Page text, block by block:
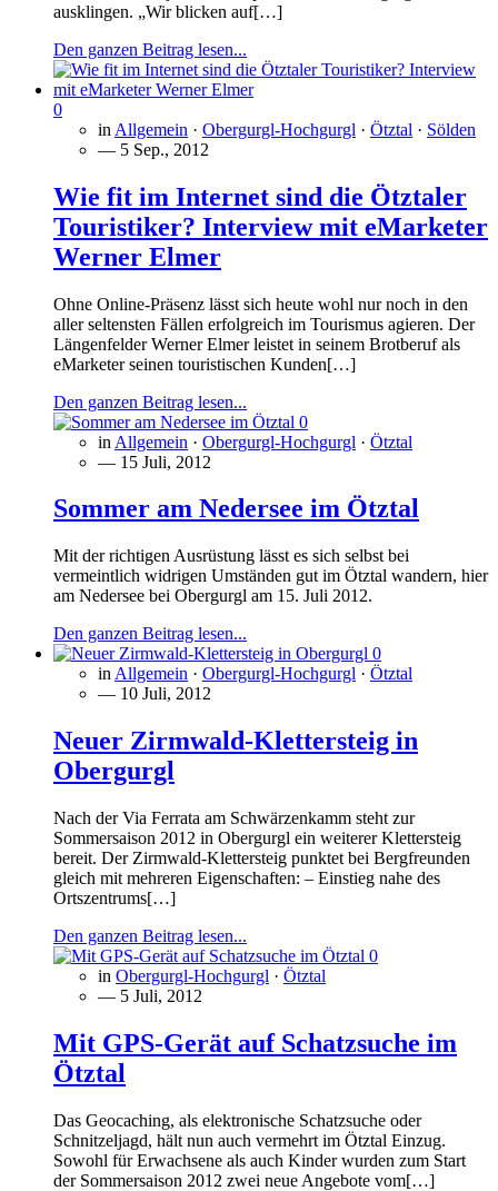
ausklingen. „Wir blicken auf[…]
Den ganzen Beitrag lesen...
0
in Allgemein · Obergurgl-Hochgurgl · Ötztal · Sölden
— 5 Sep., 2012
Wie fit im Internet sind die Ötztaler
Touristiker? Interview mit eMarketer
Werner Elmer
Ohne Online-Präsenz lässt sich heute wohl nur noch in den
aller seltensten Fällen erfolgreich im Tourismus agieren. Der
Längenfelder Werner Elmer leistet in seinem Brotberuf als
eMarketer seinen touristischen Kunden[…]
Den ganzen Beitrag lesen...
0
in Allgemein · Obergurgl-Hochgurgl · Ötztal
— 15 Juli, 2012
Sommer am Nedersee im Ötztal
Mit der richtigen Ausrüstung lässt es sich selbst bei
vermeintlich widrigen Umständen gut im Ötztal wandern, hier
am Nedersee bei Obergurgl am 15. Juli 2012.
Den ganzen Beitrag lesen...
0
in Allgemein · Obergurgl-Hochgurgl · Ötztal
— 10 Juli, 2012
Neuer Zirmwald-Klettersteig in
Obergurgl
Nach der Via Ferrata am Schwärzenkamm steht zur
Sommersaison 2012 in Obergurgl ein weiterer Klettersteig
bereit. Der Zirmwald-Klettersteig punktet bei Bergfreunden
gleich mit mehreren Eigenschaften: – Einstieg nahe des
Ortszentrums[…]
Den ganzen Beitrag lesen...
0
in Obergurgl-Hochgurgl · Ötztal
— 5 Juli, 2012
Mit GPS-Gerät auf Schatzsuche im
Ötztal
Das Geocaching, als elektronische Schatzsuche oder
Schnitzeljagd, hält nun auch vermehrt im Ötztal Einzug.
Sowohl für Erwachsene als auch Kinder wurden zum Start
der Sommersaison 2012 zwei neue Angebote vom[…]